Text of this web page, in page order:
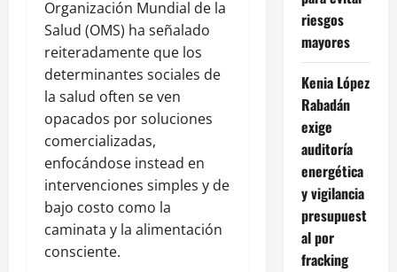
Organización Mundial de la
Salud (OMS) ha señalado
reiteradamente que los
determinantes sociales de
la salud often se ven
opacados por soluciones
comercializadas,
enfocándose instead en
intervenciones simples y de
bajo costo como la
caminata y la alimentación
consciente.
riesgos
mayores
Kenia López
Rabadán
exige
auditoría
energética
y vigilancia
presupuest
al por
fracking